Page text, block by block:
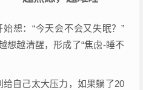
想：“今天会不会又失眠？”
想越清醒，形成了“焦虑-睡不
自己太大压力，如果躺了20